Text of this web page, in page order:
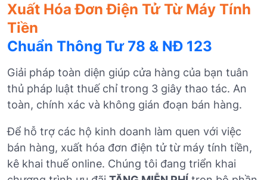
Xuất Hóa Đơn Điện Tử Từ Máy Tính
Tiền
Chuẩn Thông Tư 78 & NĐ 123
Giải pháp toàn diện giúp cửa hàng của bạn tuân
thủ pháp luật thuế chỉ trong 3 giây thao tác. An
toàn, chính xác và không gián đoạn bán hàng.
Để hỗ trợ các hộ kinh doanh làm quen với việc
bán hàng, xuất hóa đơn điện tử từ máy tính tiền,
kê khai thuế online. Chúng tôi đang triển khai